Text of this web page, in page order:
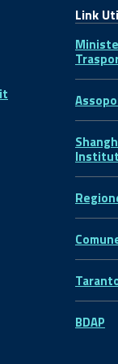
Link
BDAP